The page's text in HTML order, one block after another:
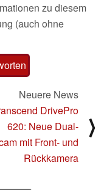
zu diesem
(auch ohne
Neuere News
DrivePro
620: Neue Dual-
mit Front- und
Rückkamera
⟩